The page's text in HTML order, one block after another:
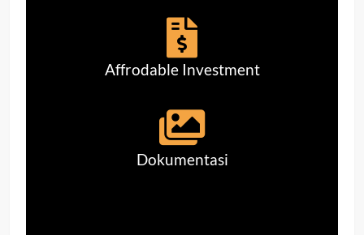
Affrodable Investment
Dokumentasi